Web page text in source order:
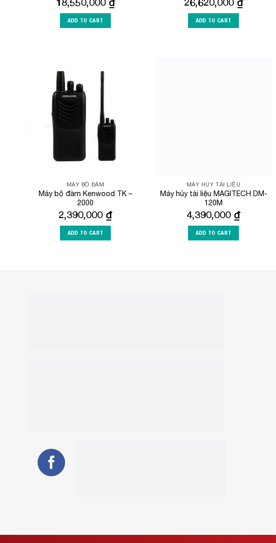
ADD TO CART ADD TO CART
MÁY BỘ ĐÀM
Máy bộ đàm Kenwood TK –
2000
2,390,000 ₫
ADD TO CART
MÁY HỦY TÀI LIỆU
Máy hủy tài liệu MAGITECH DM-
120M
4,390,000 ₫
ADD TO CART